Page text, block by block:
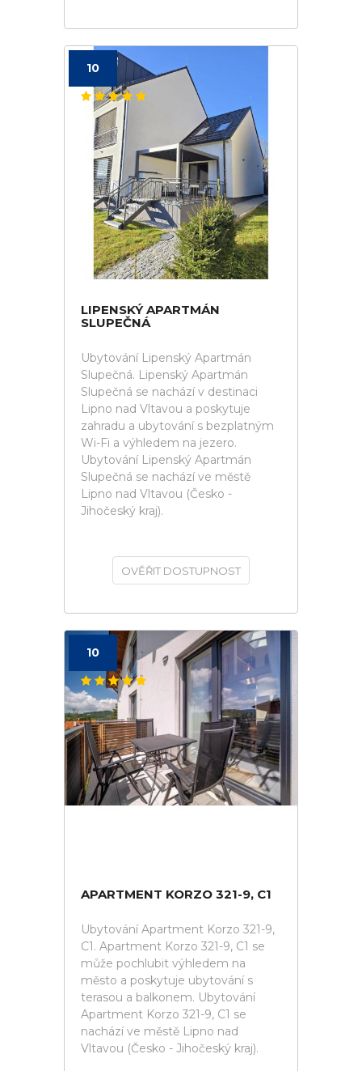
10
LIPENSKÝ APARTMÁN
SLUPEČNÁ
Ubytování Lipenský Apartmán
Slupečná. Lipenský Apartmán
Slupečná se nachází v destinaci
Lipno nad Vltavou a poskytuje
zahradu a ubytování s bezplatným
Wi-Fi a výhledem na jezero.
Ubytování Lipenský Apartmán
Slupečná se nachází ve městě
Lipno nad Vltavou (Česko -
Jihočeský kraj).
OVĚŘIT DOSTUPNOST
10
APARTMENT KORZO 321-9, C1
Ubytování Apartment Korzo 321-9,
C1. Apartment Korzo 321-9, C1 se
může pochlubit výhledem na
město a poskytuje ubytování s
terasou a balkonem. Ubytování
Apartment Korzo 321-9, C1 se
nachází ve městě Lipno nad
Vltavou (Česko - Jihočeský kraj).